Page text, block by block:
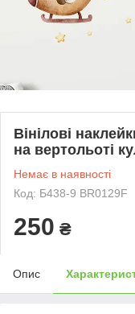
Вінілові
на вертольоті
Немає в наявності
Код: Б438-9 BR0129F
250 ₴
Опис